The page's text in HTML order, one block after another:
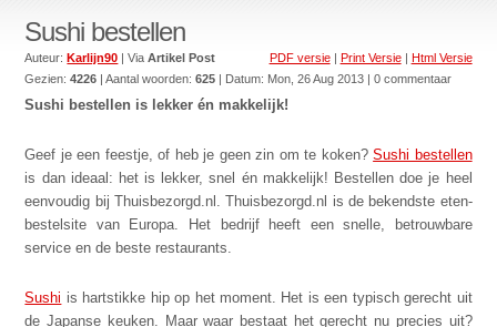
Sushi bestellen
PDF versie| Print Versie| Html Versie
Auteur:Karlijn90 | ViaArtikel Post
Gezien:4226 | Aantal woorden:625 | Datum: Mon, 26 Aug 2013 | 0 commentaar
Sushi bestellen is lekker én makkelijk!
Geef je een feestje, of heb je geen zin om te koken?Sushi bestellen
is dan ideaal: het is lekker, snel én makkelijk! Bestellen doe je heel
eenvoudig bij Thuisbezorgd.nl. Thuisbezorgd.nl is de bekendste eten-
bestelsite van Europa. Het bedrijf heeft een snelle, betrouwbare
service en de beste restaurants.
Sushi is hartstikke hip op het moment. Het is een typisch gerecht uit
de Japanse keuken. Maar waar bestaat het gerecht nu precies uit?